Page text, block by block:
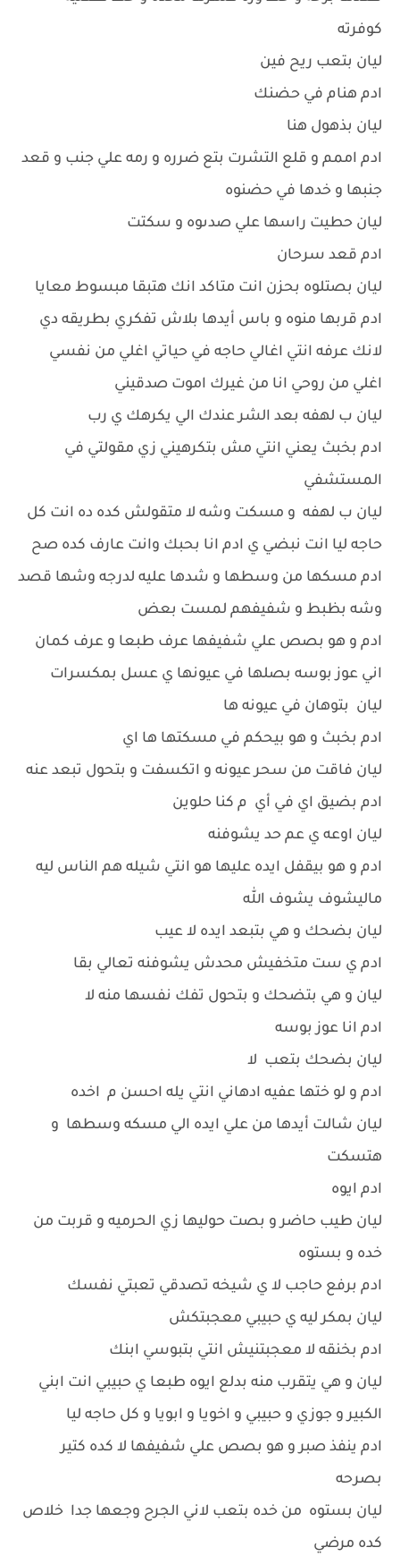
كوفرته
ليان بتعب ريح فين
ادم هنام في حضنك
ليان بذهول هنا
ادم اممم و قلع التشرت بتع ضرره و رمه علي جنب و قعد
جنبها و خدها في حضنوه
ليان حطيت راسها علي صدىوه و سكتت
ادم قعد سرحان
ليان بصتلوه بحزن انت متاكد انك هتبقا مبسوط معايا
ادم قربها منوه و باس أيدها بلاش تفكري بطريقه دي
لانك عرفه انتي اغالي حاجه في حياتي اغلي من نفسي
اغلي من روحي انا من غيرك اموت صدقيني
ليان ب لهفه بعد الشر عندك الي يكرهك ي رب
ادم بخبث يعني انتي مش بتكرهيني زي مقولتي في
المستشفي
ليان ب لهفه و مسكت وشه لا متقولش كده ده انت كل
حاجه ليا انت نبضي ي ادم انا بحبك وانت عارف كده صح
ادم مسكها من وسطها و شدها عليه لدرجه وشها قصد
وشه بظبط و شفيفهم لمست بعض
ادم و هو بصص علي شفيفها عرف طبعا و عرف كمان
اني عوز بوسه بصلها في عيونها ي عسل بمكسرات
ليان بتوهان في عيونه ها
ادم بخبث و هو بيحكم في مسكتها ها اي
ليان فاقت من سحر عيونه و اتكسفت و بتحول تبعد عنه
ادم بضيق اي في أي م كنا حلوين
ليان اوعه ي عم حد يشوفنه
ادم و هو بيقفل ايده عليها هو انتي شيله هم الناس ليه
ماليشوف يشوف الله
ليان بضحك و هي بتبعد ايده لا عيب
ادم ي ست متخفيش محدش يشوفنه تعالي بقا
ليان و هي بتضحك و بتحول تفك نفسها منه لا
ادم انا عوز بوسه
ليان بضحك بتعب لا
ادم و لو ختها عفيه ادهاني انتي يله احسن م اخده
ليان شالت أيدها من علي ايده الي مسكه وسطها و
هتسكت
ادم ايوه
ليان طيب حاضر و بصت حوليها زي الحرميه و قربت من
خده و بستوه
ادم برفع حاجب لا ي شيخه تصدقي تعبتي نفسك
ليان بمكر ليه ي حبيبي معجبتكش
ادم بخنقه لا معجبتنيش انتي بتبوسي ابنك
ليان و هي يتقرب منه بدلع ايوه طبعا ي حبيبي انت ابني
الكبير و جوزي و حبيبي و اخويا و ابويا و كل حاجه ليا
ادم ينفذ صبر و هو بصص علي شفيفها لا كده كتير
بصرحه
ليان بستوه من خده بتعب لاني الجرح وجعها جدا خلاص
كده مرضي